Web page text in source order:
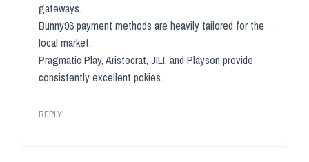
gateways.
Bunny96 payment methods are heavily tailored for the
local market.
Pragmatic Play, Aristocrat, JILI, and Playson provide
consistently excellent pokies.
REPLY